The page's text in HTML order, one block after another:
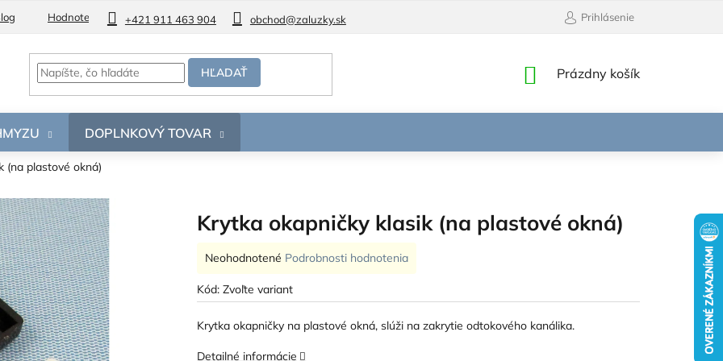
+421 911 463 904 obchod@zaluzky.sk
Hodnotenie obchodu Prihlásenie
HĽADAŤ
NÁKUPNÝ
Prázdny košík
DOPLNKOVÝ TOVAR
(na plastové okná)
Krytka okapničky klasik (na plastové okná)
Kód: Zvoľte variant
Krytka okapničky na plastové okná, slúži na zakrytie odtokového kanálika.
Detailné informácie
Priemerné
produktu
je
0,0
z
Neohodnotené Podrobnosti hodnotenia